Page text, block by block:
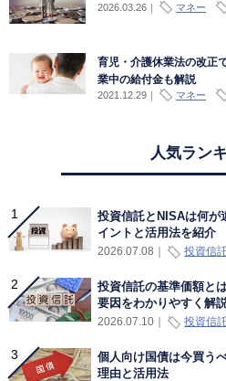
2026.03.26｜ マネー
育児・介護休業法の改正
業中の給付金も解説
2021.12.29｜ マネー
人気ラン
投資信託とNISAは何が
イントと活用法を紹介
2026.07.08 投資信
投資信託の基準価額と
要因をわかりやすく解
2026.07.10｜ 投資信託
個人向け国債は今買う
理由と活用法